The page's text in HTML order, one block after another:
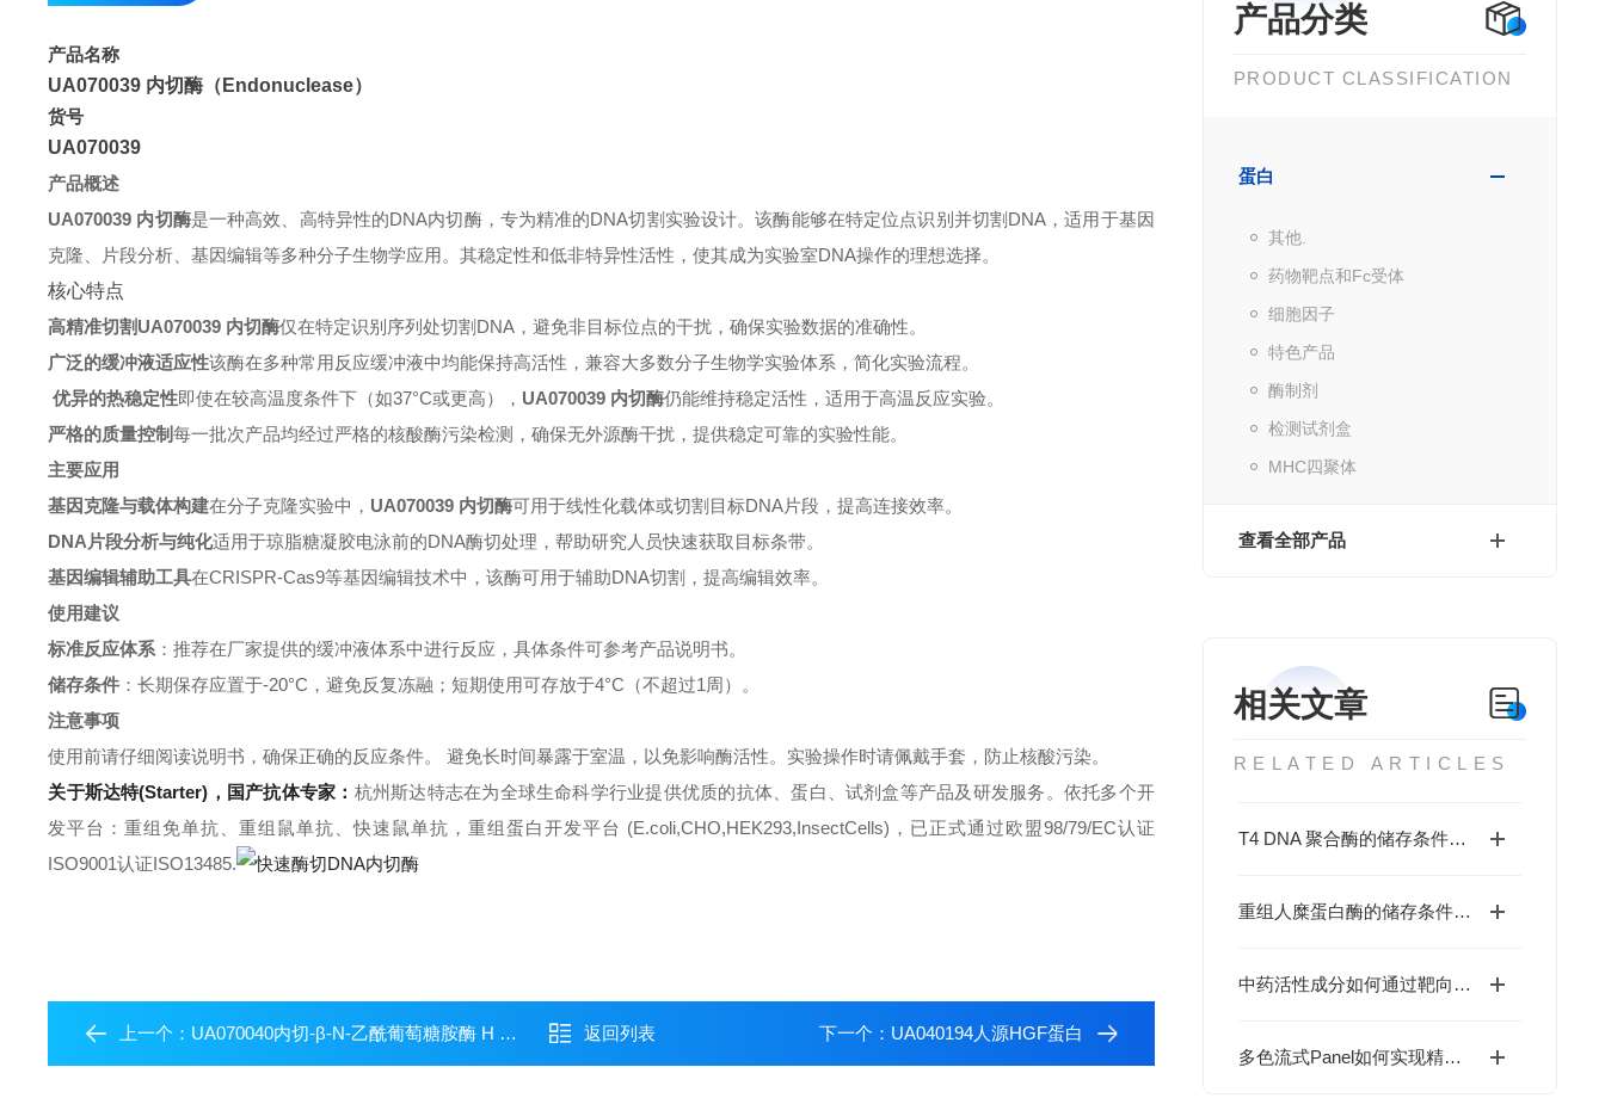
产品分类
PRODUCT CLASSIFICATION
蛋白
其他.
药物靶点和Fc受体
细胞因子
特色产品
酶制剂
检测试剂盒
MHC四聚体
查看全部产品
相关文章
RELATED ARTICLES
T4 DNA 聚合酶的储存条件、热失活参数与反应体系优化
重组人糜蛋白酶的储存条件与制剂配方研究
中药活性成分如何通过靶向PKM2抑制肿瘤生长？
多色流式Panel如何实现精准免疫分型？
产品名称
UA070039 内切酶（Endonuclease）
货号
UA070039
产品概述
UA070039 内切酶是一种高效、高特异性的DNA内切酶，专为精准的DNA切割实验设计。该酶能够在特定位点识别并切割DNA，适用于基因
克隆、片段分析、基因编辑等多种分子生物学应用。其稳定性和低非特异性活性，使其成为实验室DNA操作的理想选择。
核心特点
高精准切割UA070039 内切酶仅在特定识别序列处切割DNA，避免非目标位点的干扰，确保实验数据的准确性。
广泛的缓冲液适应性该酶在多种常用反应缓冲液中均能保持高活性，兼容大多数分子生物学实验体系，简化实验流程。
优异的热稳定性即使在较高温度条件下（如37°C或更高）， UA070039 内切酶仍能维持稳定活性，适用于高温反应实验。
严格的质量控制每一批次产品均经过严格的核酸酶污染检测，确保无外源酶干扰，提供稳定可靠的实验性能。
主要应用
基因克隆与载体构建在分子克隆实验中， UA070039 内切酶可用于线性化载体或切割目标DNA片段，提高连接效率。
DNA片段分析与纯化适用于琼脂糖凝胶电泳前的DNA酶切处理，帮助研究人员快速获取目标条带。
基因编辑辅助工具在CRISPR-Cas9等基因编辑技术中，该酶可用于辅助DNA切割，提高编辑效率。
使用建议
标准反应体系 ：推荐在厂家提供的缓冲液体系中进行反应，具体条件可参考产品说明书。
储存条件 ：长期保存应置于-20°C，避免反复冻融；短期使用可存放于4°C（不超过1周）。
注意事项
使用前请仔细阅读说明书，确保正确的反应条件。
避免长时间暴露于室温，以免影响酶活性。 实验操作时请佩戴手套，防止核酸污染。
关于斯达特(Starter)，国产抗体专家： 杭州斯达特志在为全球生命科学行业提供优质的抗体、蛋白、试剂盒等产品及研发服务。依托多个开
发平台：重组免单抗、重组鼠单抗、快速鼠单抗，重组蛋白开发平台 (E.coli,CHO,HEK293,InsectCells)，已正式通过欧盟98/79/EC认证
ISO9001认证ISO13485.
上一个： UA070040内切-β-N-乙酰葡萄糖胺酶 H (Endo H) 返回列表 下一个： UA040194人源HGF蛋白